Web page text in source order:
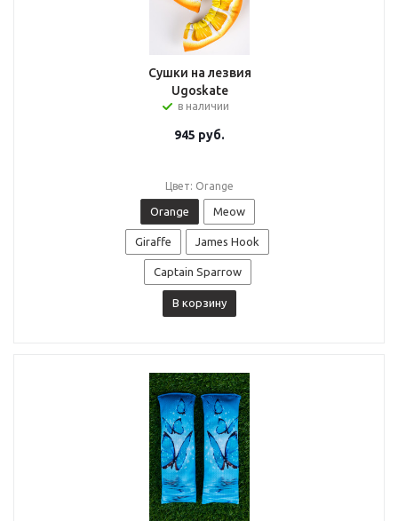
Сушки на лезвия
Ugoskate
в наличии
945 руб.
Цвет: Orange
Orange Meow
Giraffe James Hook
Captain Sparrow
В корзину